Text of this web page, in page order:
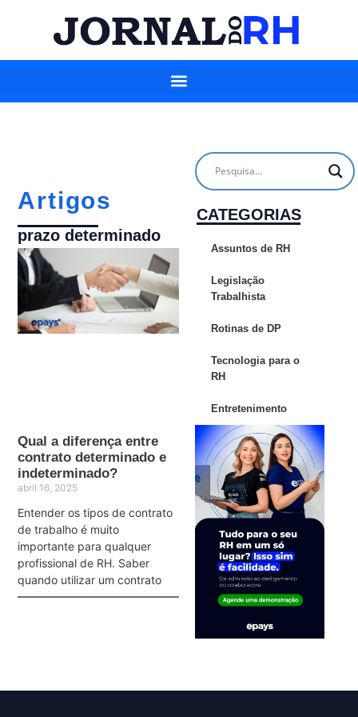
Artigos
prazo determinado
Qual a diferença entre
contrato determinado e
indeterminado?
abril 16, 2025
Entender os tipos de contrato
de trabalho é muito
importante para qualquer
profissional de RH. Saber
quando utilizar um contrato
CATEGORIAS
Assuntos de RH
Legislação
Trabalhista
Rotinas de DP
Tecnologia para o
RH
Entretenimento